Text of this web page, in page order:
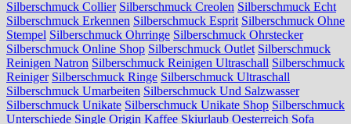
Silberschmuck Collier Silberschmuck Creolen Silberschmuck Echt
Silberschmuck Erkennen Silberschmuck Esprit Silberschmuck Ohne
Stempel Silberschmuck Ohrringe Silberschmuck Ohrstecker
Silberschmuck Online Shop Silberschmuck Outlet Silberschmuck
Reinigen Natron Silberschmuck Reinigen Ultraschall Silberschmuck
Reiniger Silberschmuck Ringe Silberschmuck Ultraschall
Silberschmuck Umarbeiten Silberschmuck Und Salzwasser
Silberschmuck Unikate Silberschmuck Unikate Shop Silberschmuck
Unterschiede Single Origin Kaffee Skiurlaub Oesterreich Sofa